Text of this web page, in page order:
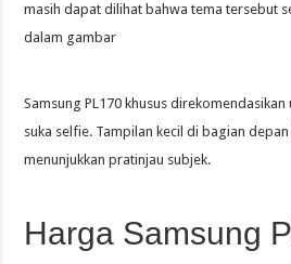
masih dapat dilihat bahwa tema tersebut
dalam gambar
Samsung PL170 khusus
suka selfie. Tampilan kecil di bagian
menunjukkan pratinjau subjek.
Harga Samsung